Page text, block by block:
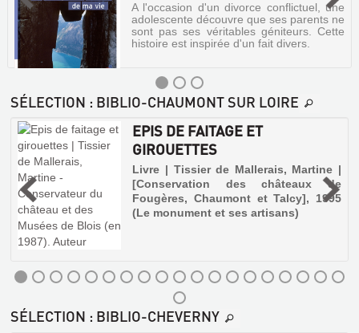
A l'occasion d'un divorce conflictuel, une
adolescente découvre que ses parents ne
sont pas ses véritables géniteurs. Cette
histoire est inspirée d'un fait divers.
LA
PLUS
GRANDE
CHANCE
DE
MA
VIE
Livre
|
Catherine
|
SÉLECTION : BIBLIO-CHAUMONT SUR LOIRE
EPIS DE FAITAGE ET
GIROUETTES
Livre | Tissier de Mallerais, Martine |
[Conservation des châteaux de
Fougères, Chaumont et Talcy], 1995
(Le monument et ses artisans)
SÉLECTION : BIBLIO-CHEVERNY